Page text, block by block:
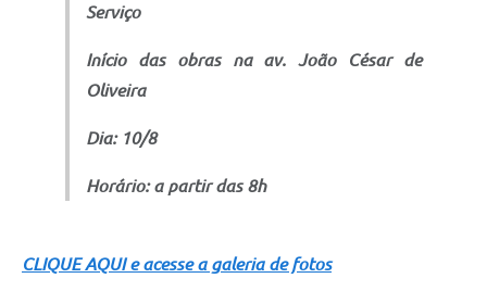
Serviço
Início das obras na av. João César de
Oliveira
Dia: 10/8
Horário: a partir das 8h
CLIQUE AQUI e acesse a galeria de fotos